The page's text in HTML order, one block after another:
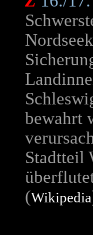
bewahrt
Stadtteil
(Wikipedia